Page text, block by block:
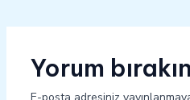
Yorum bırakın
E-posta adresiniz